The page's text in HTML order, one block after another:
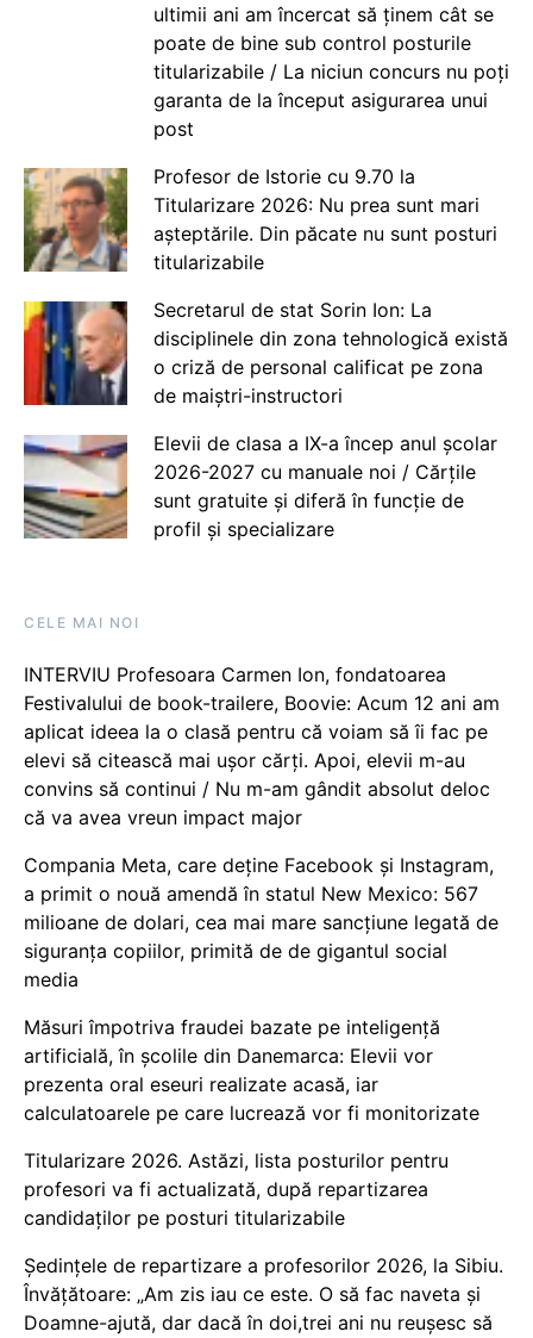
ultimii ani am încercat să ținem cât se
poate de bine sub control posturile
titularizabile / La niciun concurs nu poți
garanta de la început asigurarea unui
post
Profesor de Istorie cu 9.70 la
Titularizare 2026: Nu prea sunt mari
așteptările. Din păcate nu sunt posturi
titularizabile
Secretarul de stat Sorin Ion: La
disciplinele din zona tehnologică există
o criză de personal calificat pe zona
de maiștri-instructori
Elevii de clasa a IX-a încep anul școlar
2026-2027 cu manuale noi / Cărțile
sunt gratuite și diferă în funcție de
profil și specializare
CELE MAI NOI
INTERVIU Profesoara Carmen Ion, fondatoarea
Festivalului de book-trailere, Boovie: Acum 12 ani am
aplicat ideea la o clasă pentru că voiam să îi fac pe
elevi să citească mai ușor cărți. Apoi, elevii m-au
convins să continui / Nu m-am gândit absolut deloc
că va avea vreun impact major
Compania Meta, care deține Facebook și Instagram,
a primit o nouă amendă în statul New Mexico: 567
milioane de dolari, cea mai mare sancțiune legată de
siguranța copiilor, primită de de gigantul social
media
Măsuri împotriva fraudei bazate pe inteligență
artificială, în școlile din Danemarca: Elevii vor
prezenta oral eseuri realizate acasă, iar
calculatoarele pe care lucrează vor fi monitorizate
Titularizare 2026. Astăzi, lista posturilor pentru
profesori va fi actualizată, după repartizarea
candidaților pe posturi titularizabile
Ședințele de repartizare a profesorilor 2026, la Sibiu.
Învățătoare: „Am zis iau ce este. O să fac naveta și
Doamne-ajută, dar dacă în doi,trei ani nu reușesc să